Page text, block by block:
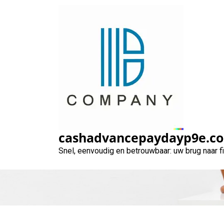
Snel, eenvoudig en betrouwbaar: uw brug naar
Financiering
een privé